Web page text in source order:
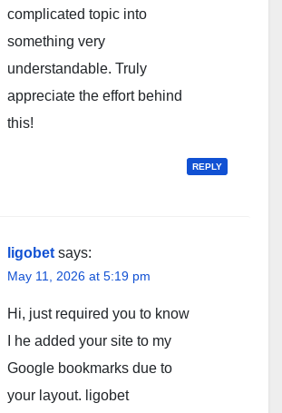
complicated topic into
something very
understandable. Truly
appreciate the effort behind
this!
REPLY
ligobet says:
May 11, 2026 at 5:19 pm
Hi, just required you to know
I he added your site to my
Google bookmarks due to
your layout. ligobet